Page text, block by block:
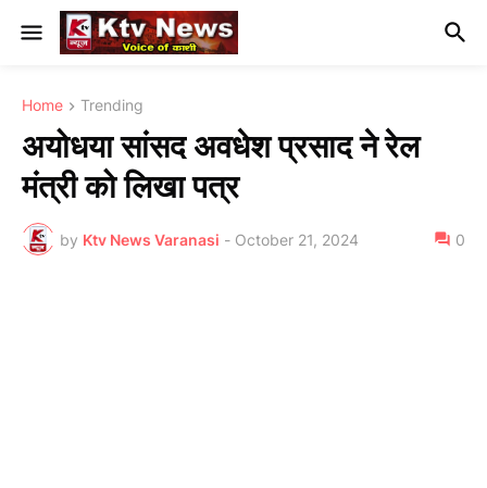
Home Trending
अयोधया सांसद अवधेश प्रसाद ने रेल
मंत्री को लिखा पत्र
by Ktv News Varanasi - October 21, 2024 0